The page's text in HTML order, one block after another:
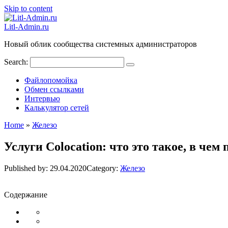
Skip to content
Litl-Admin.ru
Новый облик сообщества системных администраторов
Search:
Файлопомойка
Обмен ссылками
Интервью
Калькулятор сетей
Home » Железо
Услуги Colocation: что это такое, в чем
Published by: 29.04.2020Category: Железо
Содержание